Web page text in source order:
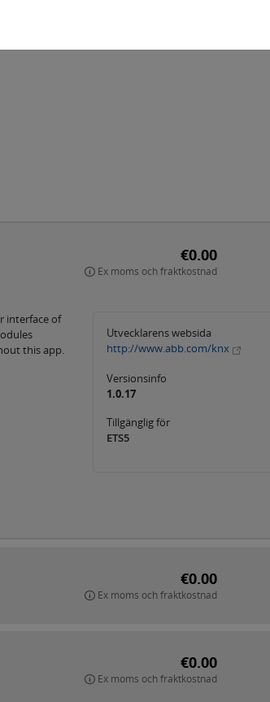
€0.00
Ex moms och fraktkostnad
interface of
this app.
Utvecklarens websida
http://www.abb.com/knx
Versionsinfo
1.0.17
Tillgänglig för
ETS5
€0.00
Ex moms och fraktkostnad
€0.00
Ex moms och fraktkostnad